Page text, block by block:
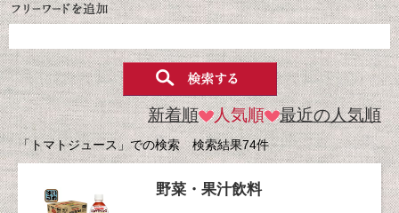
新着順 人気順 最近の人気順
「トマトジュース」での検索 検索結果74件
野菜・果汁飲料